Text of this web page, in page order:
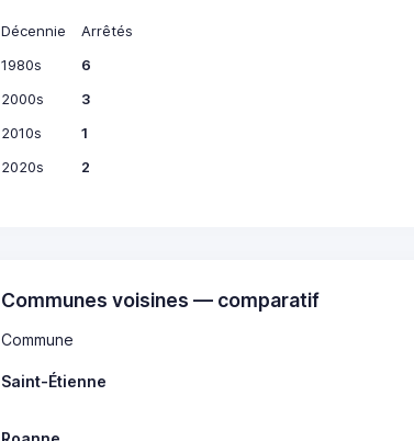
Décennie
Arrêtés
1980s
6
2000s
3
2010s
1
2020s
2
Communes voisines — comparatif
Commune
Saint-Étienne